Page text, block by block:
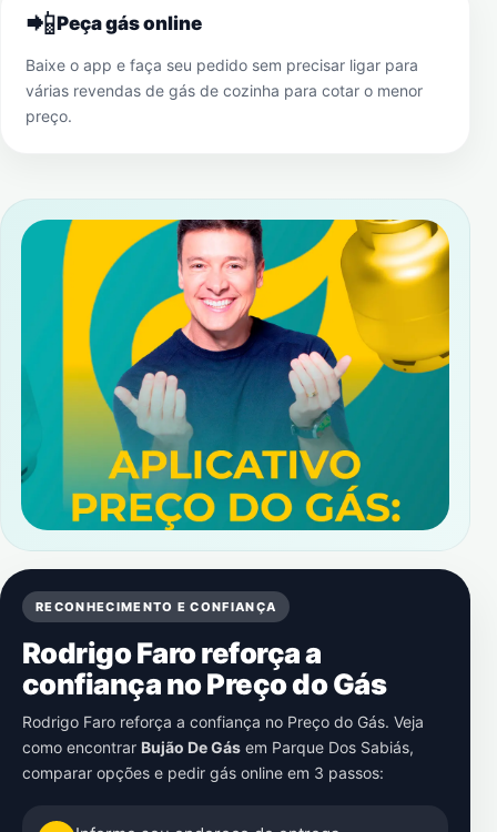
📲Peça gás online
Baixe o app e faça seu pedido sem precisar ligar para
várias revendas de gás de cozinha para cotar o menor
preço.
RECONHECIMENTO E CONFIANÇA
Rodrigo Faro reforça a
confiança no Preço do Gás
Rodrigo Faro reforça a confiança no Preço do Gás. Veja
como encontrar Bujão De Gás em Parque Dos Sabiás,
comparar opções e pedir gás online em 3 passos: